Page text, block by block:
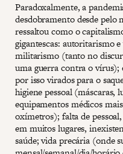
Paradoxalmente, a
desdobramento desde pelo
ressaltou como o
gigantescas: autoritarismo
militarismo (tanto no
uma guerra contra o vírus);
por isso virados para o
higiene pessoal (máscaras,
equipamentos médicos
oxímetros); falta de
em muitos lugares,
saúde; vida precária (onde